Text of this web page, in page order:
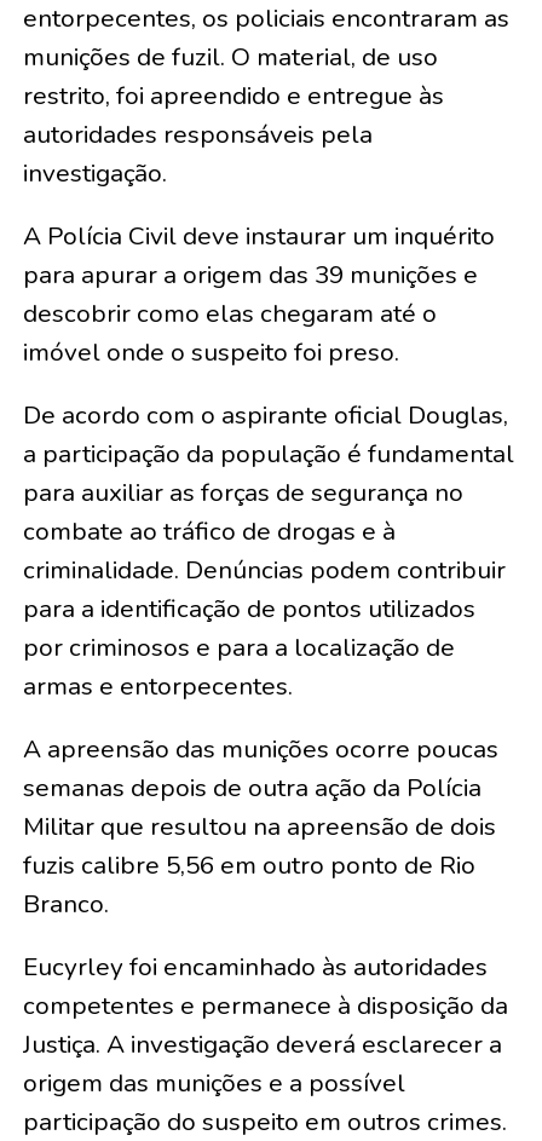
entorpecentes, os policiais encontraram as
munições de fuzil. O material, de uso
restrito, foi apreendido e entregue às
autoridades responsáveis pela
investigação.
A Polícia Civil deve instaurar um inquérito
para apurar a origem das 39 munições e
descobrir como elas chegaram até o
imóvel onde o suspeito foi preso.
De acordo com o aspirante oficial Douglas,
a participação da população é fundamental
para auxiliar as forças de segurança no
combate ao tráfico de drogas e à
criminalidade. Denúncias podem contribuir
para a identificação de pontos utilizados
por criminosos e para a localização de
armas e entorpecentes.
A apreensão das munições ocorre poucas
semanas depois de outra ação da Polícia
Militar que resultou na apreensão de dois
fuzis calibre 5,56 em outro ponto de Rio
Branco.
Eucyrley foi encaminhado às autoridades
competentes e permanece à disposição da
Justiça. A investigação deverá esclarecer a
origem das munições e a possível
participação do suspeito em outros crimes.